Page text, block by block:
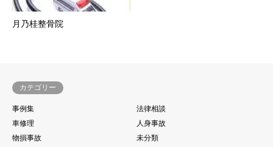
月乃桂整骨院
カテゴリー
事例集
法律相談
車修理
人身事故
物損事故
未分類